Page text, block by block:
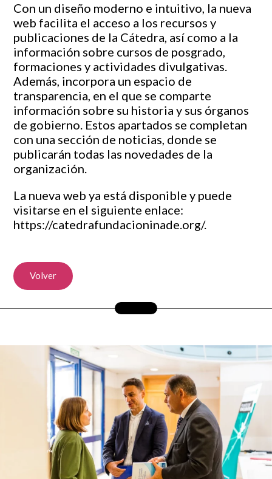
Con un diseño moderno e intuitivo, la nueva
web facilita el acceso a los recursos y
publicaciones de la Cátedra, así como a la
información sobre cursos de posgrado,
formaciones y actividades divulgativas.
Además, incorpora un espacio de
transparencia, en el que se comparte
información sobre su historia y sus órganos
de gobierno. Estos apartados se completan
con una sección de noticias, donde se
publicarán todas las novedades de la
organización.
La nueva web ya está disponible y puede
visitarse en el siguiente enlace:
https://catedrafundacioninade.org/.
Volver